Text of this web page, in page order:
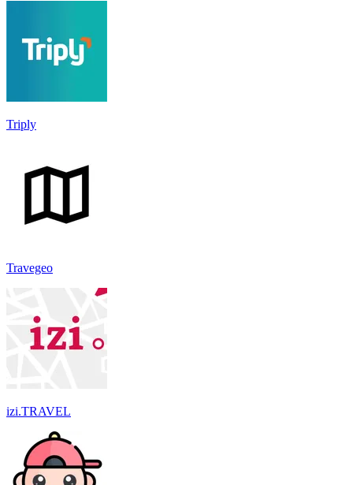
Triply
Travegeo
izi.TRAVEL